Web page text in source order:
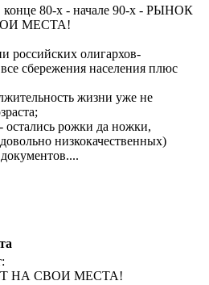
80-х - начале 90-х - РЫНОК
МЕСТА!
российских олигархов-
сбережения населения плюс
жизни уже не
рожки да ножки,
низкокачественных)
НА СВОИ МЕСТА!